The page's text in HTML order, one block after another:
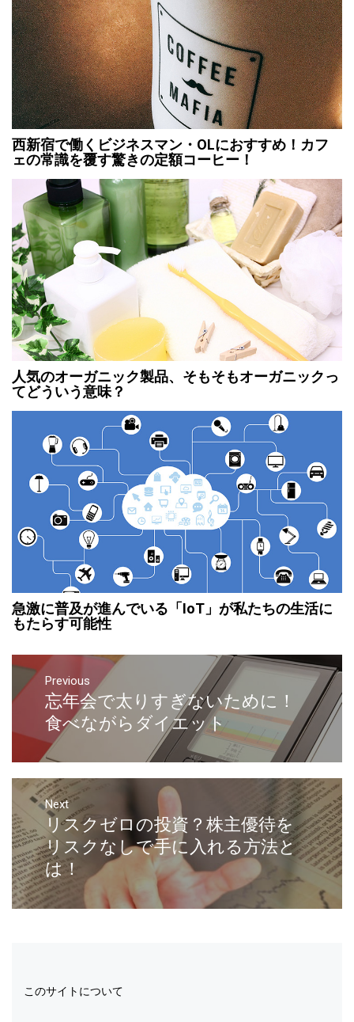
西新宿で働くビジネスマン・OLにおすすめ！カフ
ェの常識を覆す驚きの定額コーヒー！
人気のオーガニック製品、そもそもオーガニックっ
てどういう意味？
急激に普及が進んでいる「IoT」が私たちの生活に
もたらす可能性
Previous
忘年会で太りすぎないために！
食べながらダイエット
Next
リスクゼロの投資？株主優待を
リスクなしで手に入れる方法と
は！
このサイトについて